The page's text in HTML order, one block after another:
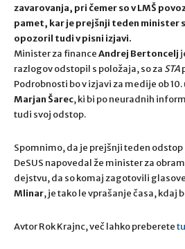
zavarovanja, pri čemer so v LMŠ
pamet, kar je prejšnji teden minister
opozoril tudi v pisni izjavi.
Minister za financeAndrej Bertoncelj
razlogov odstopil s položaja, so za STA
Podrobnosti bo v izjavi za medije ob
Marjan Šarec, ki bi po neuradnih
tudi svoj odstop.
Spomnimo, da je prejšnji teden odstop
DeSUS napovedal že minister za
dejstvu, da so komaj zagotovili
Mlinar, je tako le vprašanje časa, kdaj
Avtor Rok Krajnc, več lahko preberete